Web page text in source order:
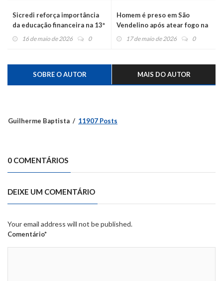
Sicredi reforça importância
da educação financeira na 13ª
Semana ENEF
16 de maio de 2026 0
Homem é preso em São
Vendelino após atear fogo na
casa da irmã em Bom
17 de maio de 2026 0
SOBRE O AUTOR MAIS DO AUTOR
Guilherme Baptista 11907 Posts
0 COMENTÁRIOS
DEIXE UM COMENTÁRIO
Your email address will not be published.
Comentário*